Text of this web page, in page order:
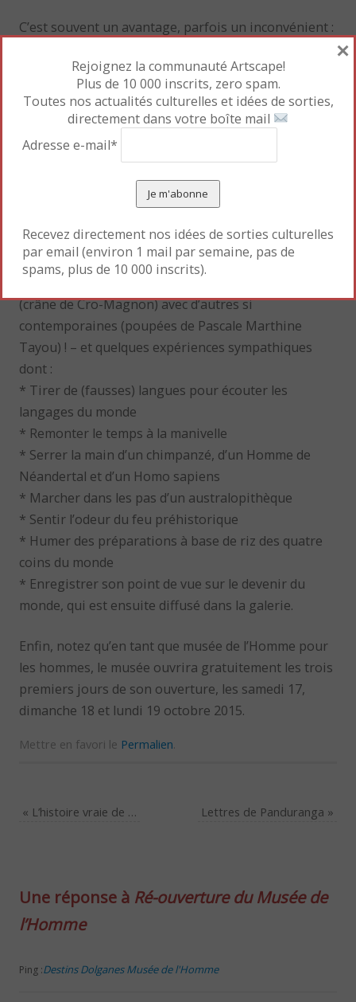
C’est souvent un avantage, parfois un inconvénient :
signifier, surtout lorsqu’il s’agit de gros travaux
d’aménagement comme ceux-ci, de circuler entre les
cartons ( = ne pas tout voir), d’observer sans les
précisions des cartels, de risquer de se faire
transpercer par des planches toutes les deux
final. Néanmoins, j’ai relevé une diversité des
oeuvres très surprenante – je ne suis pas habituée à
voir cohabiter autant d’oeuvres (pré)historiques
(crâne de Cro-Magnon) avec d’autres si
contemporaines (poupées de Pascale Marthine
Tayou) ! – et quelques expériences sympathiques
dont :
* Tirer de (fausses) langues pour écouter les
langages du monde
* Remonter le temps à la manivelle
* Serrer la main d’un chimpanzé, d’un Homme de
Néandertal et d’un Homo sapiens
* Marcher dans les pas d’un australopithèque
* Sentir l’odeur du feu préhistorique
* Humer des préparations à base de riz des quatre
coins du monde
* Enregistrer son point de vue sur le devenir du
monde, qui est ensuite diffusé dans la galerie.
Enfin, notez qu’en tant que musée de l’Homme pour
les hommes, le musée ouvrira gratuitement les trois
premiers jours de son ouverture, les samedi 17,
dimanche 18 et lundi 19 octobre 2015.
Mettre en favori le Permalien.
« L’histoire vraie de … Lettres de Panduranga »
Une réponse à Ré-ouverture du Musée de
l’Homme
Ping :Destins Dolganes Musée de l'Homme
Rejoignez la communauté Artscape!
Plus de 10 000 inscrits, zero spam.
Toutes nos actualités culturelles et idées de sorties,
directement dans votre boîte mail
Adresse e-mail*
Recevez directement nos idées de sorties culturelles
par email (environ 1 mail par semaine, pas de
spams, plus de 10 000 inscrits).
×